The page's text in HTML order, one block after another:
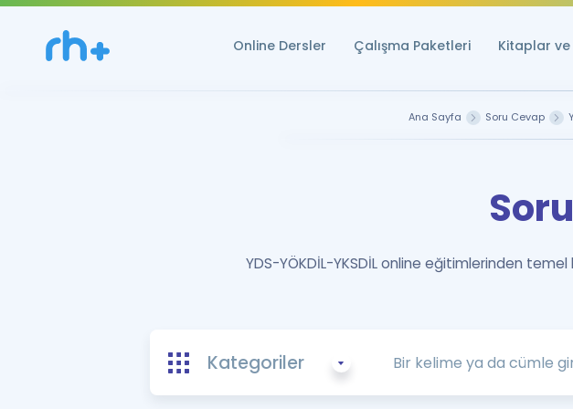
Online Dersler Çalışma Paketleri Kitaplar
Ana Sayfa Soru Cevap
YDS-YÖKDİL-YKSDİL online eğitimlerinden
Kategoriler